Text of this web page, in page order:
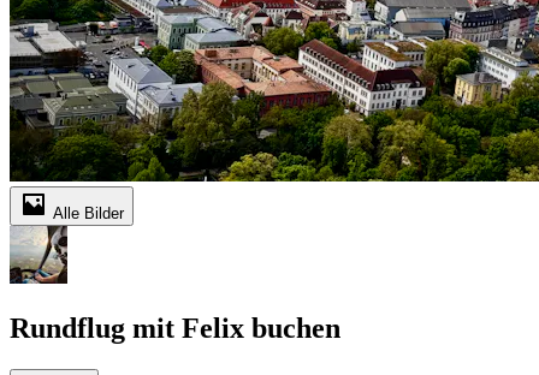
Alle Bilder
Rundflug mit Felix buchen